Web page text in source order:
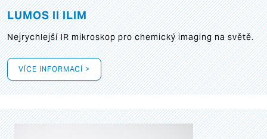
LUMOS II ILIM
Nejrychlejší IR mikroskop pro chemický imaging na světě.
VÍCE INFORMACÍ >